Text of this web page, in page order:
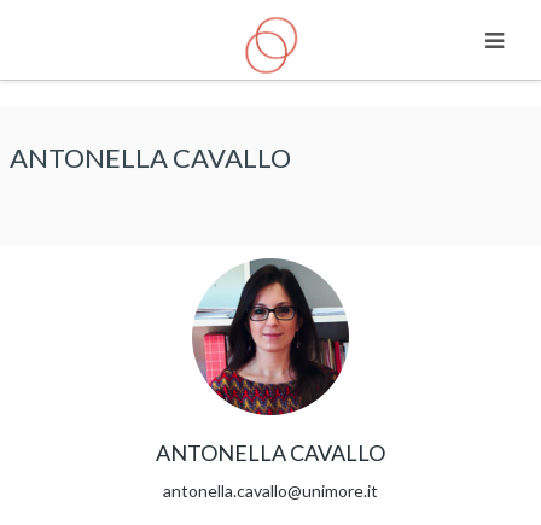
ANTONELLA CAVALLO
ANTONELLA CAVALLO
antonella.cavallo@unimore.it